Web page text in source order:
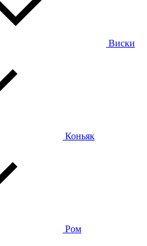
Виски
Коньяк
Ром